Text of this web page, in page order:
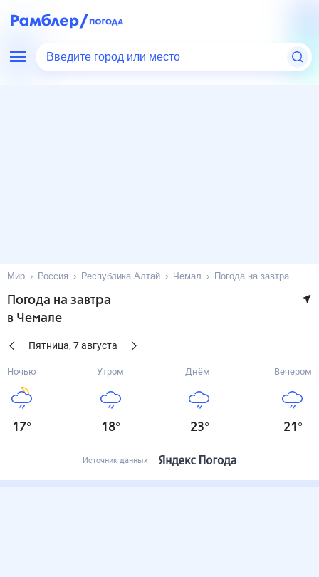
Введите город или место
Мир Россия Республика Алтай Чемал Погода на завтра
Погода на завтра
в Чемале
Пятница, 7августа
Ночью
17°
Утром
18°
Днём
23°
Вечером
21 °
Источник данных